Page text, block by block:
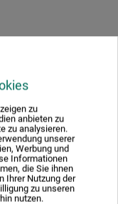
zu
anbieten zu
zu analysieren.
unserer
Werbung und
Informationen
die Sie ihnen
Ihrer Nutzung der
zu unseren
nutzen.
(0)
diesem Produkt